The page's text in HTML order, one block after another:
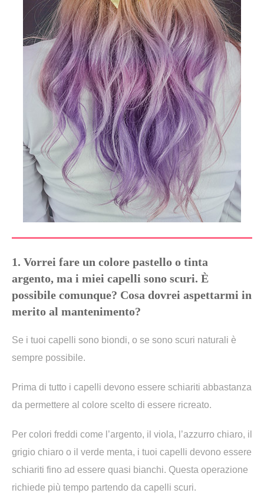
1. Vorrei fare un colore pastello o tinta
argento, ma i miei capelli sono scuri. È
possibile comunque? Cosa dovrei aspettarmi in
merito al mantenimento?
Se i tuoi capelli sono biondi, o se sono scuri naturali è
sempre possibile.
Prima di tutto i capelli devono essere schiariti abbastanza
da permettere al colore scelto di essere ricreato.
Per colori freddi come l’argento, il viola, l’azzurro chiaro, il
grigio chiaro o il verde menta, i tuoi capelli devono essere
schiariti fino ad essere quasi bianchi. Questa operazione
richiede più tempo partendo da capelli scuri.